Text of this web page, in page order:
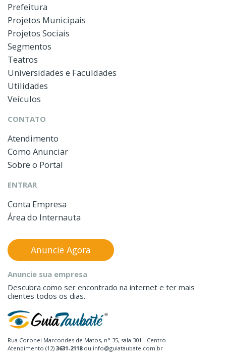
Prefeitura
Projetos Municipais
Projetos Sociais
Segmentos
Teatros
Universidades e Faculdades
Utilidades
Veículos
CONTATO
Atendimento
Como Anunciar
Sobre o Portal
ENTRAR
Conta Empresa
Área do Internauta
Rua Coronel Marcondes de Matos, n° 35, sala 301 - Centro
Atendimento (12) 3631-2118ou info@guiataubate.com.br
Anuncie sua empresa
Descubra como ser encontrado na internet e ter mais
clientes todos os dias.
Anuncie Agora